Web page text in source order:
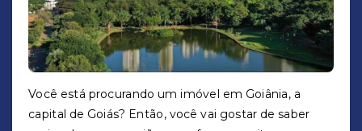
Você está procurando um imóvel em Goiânia, a
capital de Goiás? Então, você vai gostar de saber